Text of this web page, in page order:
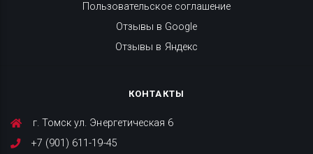
Пользовательское соглашение
Отзывы в Google
Отзывы в Яндекс
КОНТАКТЫ
г. Томск ул. Энергетическая 6
+7 (901) 611-19-45